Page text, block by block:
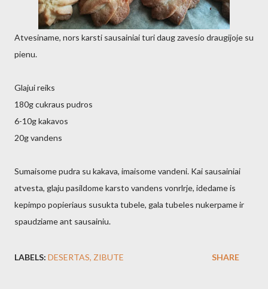
Atvesiname, nors karsti sausainiai turi daug zavesio draugijoje su
pienu.
Glajui reiks
180g cukraus pudros
6-10g kakavos
20g vandens
Sumaisome pudra su kakava, imaisome vandeni. Kai sausainiai
atvesta, glaju pasildome karsto vandens vonrlrje, idedame is
kepimpo popieriaus susukta tubele, gala tubeles nukerpame ir
spaudziame ant sausainiu.
LABELS: DESERTAS ZIBUTE SHARE